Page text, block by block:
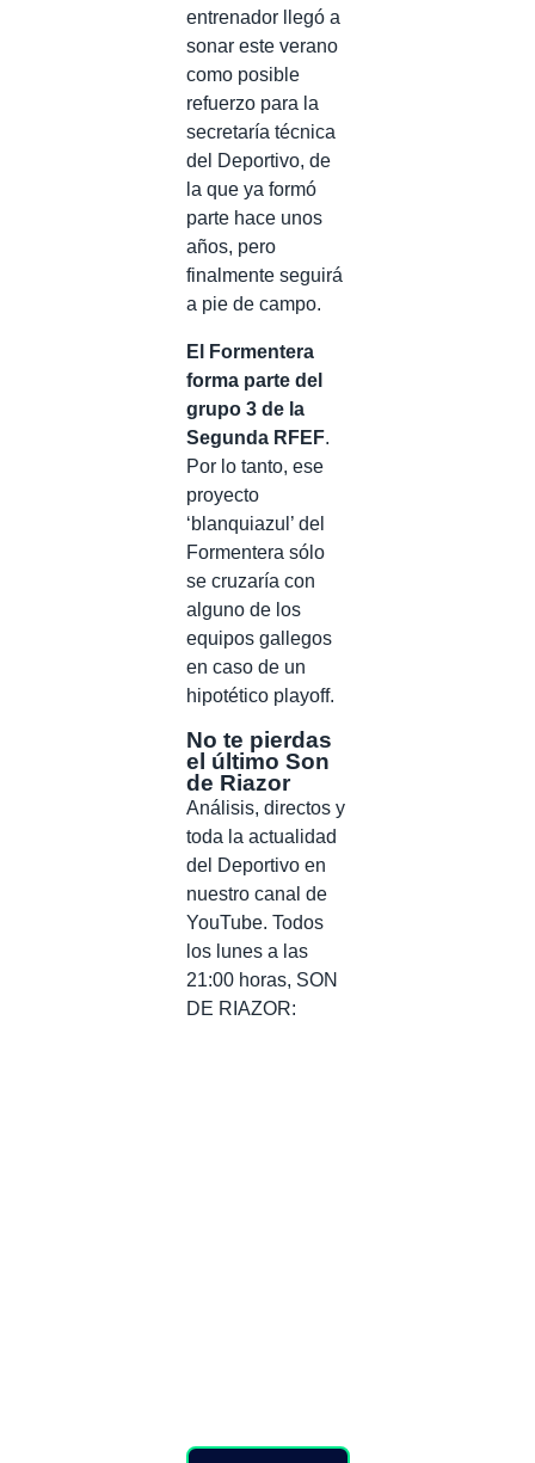
entrenador llegó a
sonar este verano
como posible
refuerzo para la
secretaría técnica
del Deportivo, de
la que ya formó
parte hace unos
años, pero
finalmente seguirá
a pie de campo.
El Formentera
forma parte del
grupo 3 de la
Segunda RFEF.
Por lo tanto, ese
proyecto
‘blanquiazul’ del
Formentera sólo
se cruzaría con
alguno de los
equipos gallegos
en caso de un
hipotético playoff.
No te pierdas
el último Son
de Riazor
Análisis, directos y
toda la actualidad
del Deportivo en
nuestro canal de
YouTube. Todos
los lunes a las
21:00 horas, SON
DE RIAZOR: